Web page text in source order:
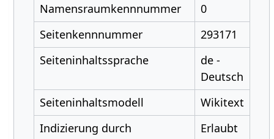
Namensraumkennnummer
0
Seitenkennnummer
293171
Seiteninhaltssprache
de -
Deutsch
Seiteninhaltsmodell
Wikitext
Indizierung durch
Erlaubt